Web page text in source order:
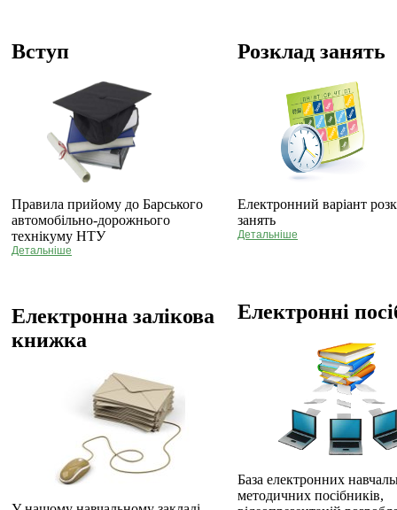
Вступ
Правила прийому до Барського
автомобільно-дорожнього
технікуму НТУ
Детальніше
Електронна залікова
книжка
Розклад занять
Електронний варіант
занять
Детальніше
Електронні
База електронних
методичних посібників,